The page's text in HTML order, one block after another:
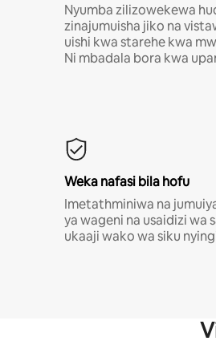
Nyumba zilizowekewa
zinajumuisha jiko na
uishi kwa starehe kwa
Ni mbadala bora kwa
Weka nafasi bila hofu
Imetathminiwa na
ya wageni na usaidizi wa
ukaaji wako wa siku